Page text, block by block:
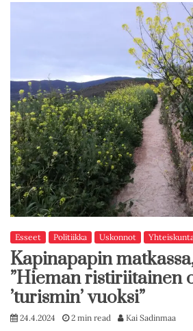
Esseet Politiikka Uskonnot Yhteiskunta
Kapinapapin
”Hieman ristiriitainen
’turismin’ vuoksi”
24.4.2024 2 min read Kai Sadinmaa